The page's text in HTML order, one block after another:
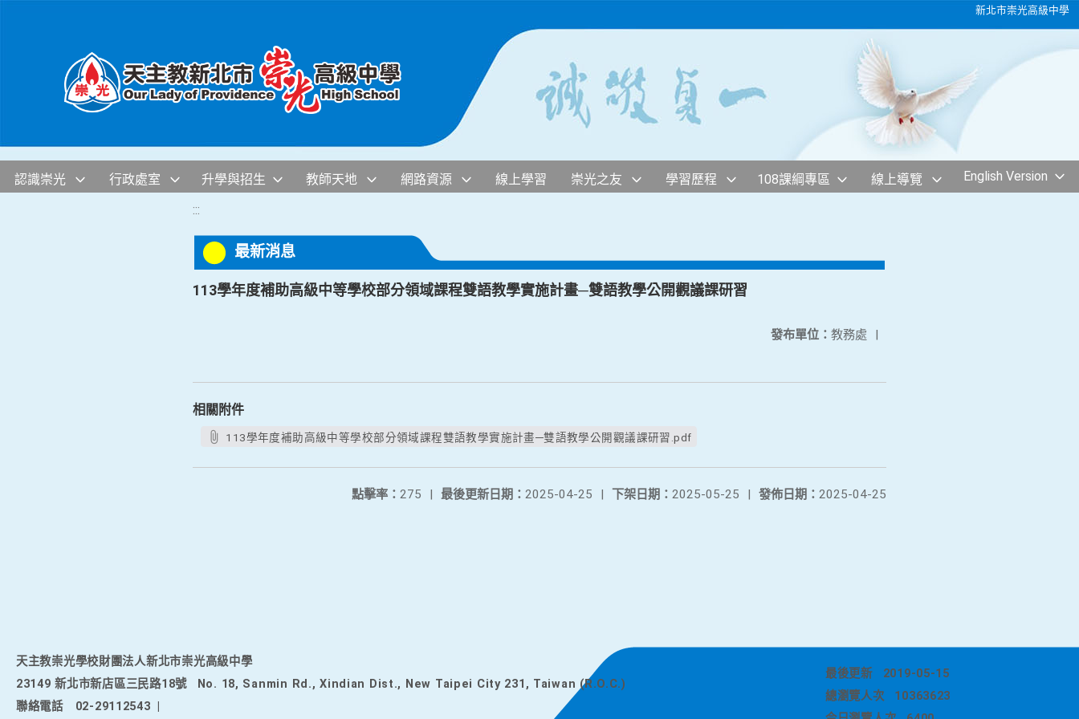
新北市崇光高級中學
認識崇光 行政處室 升學與招生 教師天地 網路資源 線上學習 崇光之友 學習歷程 108課綱專區 線上導覽 English Version
:::
最新消息
113學年度補助高級中等學校部分領域課程雙語教學實施計畫─雙語教學公開觀議課研習
發布單位： 教務處 |
相關附件
113學年度補助高級中等學校部分領域課程雙語教學實施計畫─雙語教學公開觀議課研習.pdf
發佈日期： 2025-04-25
下架日期： 2025-05-25 |
最後更新日期： 2025-04-25 |
點擊率： 275 |
天主教崇光學校財團法人新北市崇光高級中學
23149 新北市新店區三民路18號
No. 18, Sanmin Rd., Xindian Dist., New Taipei City 231, Taiwan (R.O.C.)
聯絡電話
02-29112543
最後更新
2019-05-15
總瀏覽人次
10363623